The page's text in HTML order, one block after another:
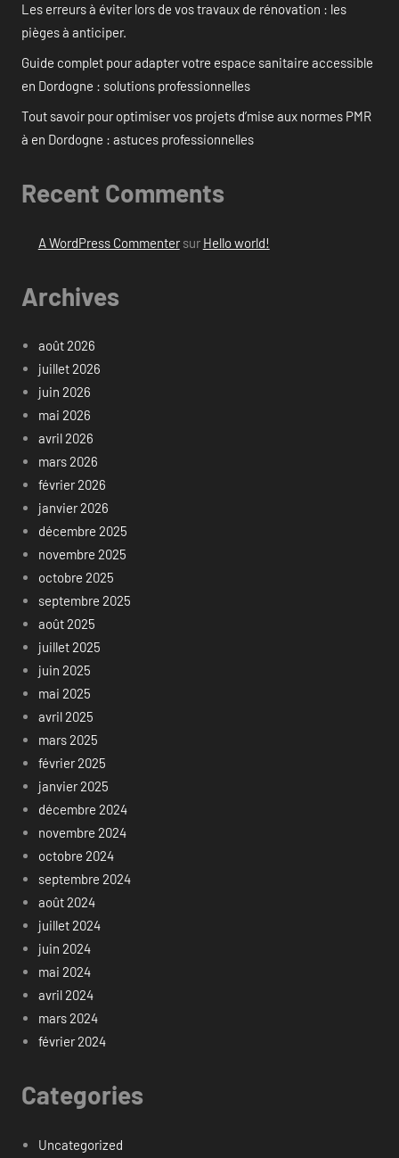
Les erreurs à éviter lors de vos travaux de rénovation : les
pièges à anticiper.
Guide complet pour adapter votre espace sanitaire accessible
en Dordogne : solutions professionnelles
Tout savoir pour optimiser vos projets d’mise aux normes PMR
à en Dordogne : astuces professionnelles
Recent Comments
A WordPress Commentersur Hello world!
Archives
août 2026
juillet 2026
juin 2026
mai 2026
avril 2026
mars 2026
février 2026
janvier 2026
décembre 2025
novembre 2025
octobre 2025
septembre 2025
août 2025
juillet 2025
juin 2025
mai 2025
avril 2025
mars 2025
février 2025
janvier 2025
décembre 2024
novembre 2024
octobre 2024
septembre 2024
août 2024
juillet 2024
juin 2024
mai 2024
avril 2024
mars 2024
février 2024
Categories
Uncategorized